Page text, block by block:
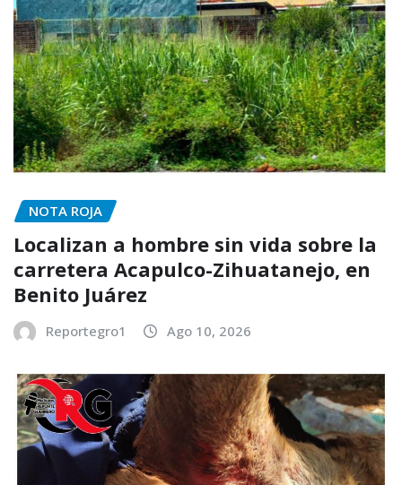
NOTA ROJA
Localizan a hombre sin vida sobre la
carretera Acapulco-Zihuatanejo, en
Benito Juárez
Reportegro1 Ago 10, 2026